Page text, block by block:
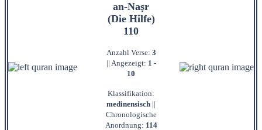
an-Naṣr
(Die Hilfe)
110
Anzahl Verse: 3
|| Angezeigt: 1 -
10
Klassifikation:
medinensisch ||
Chronologische
Anordnung: 114